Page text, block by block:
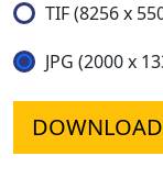
TIF (8256 x
JPG (2000 x
DOWNLOAD